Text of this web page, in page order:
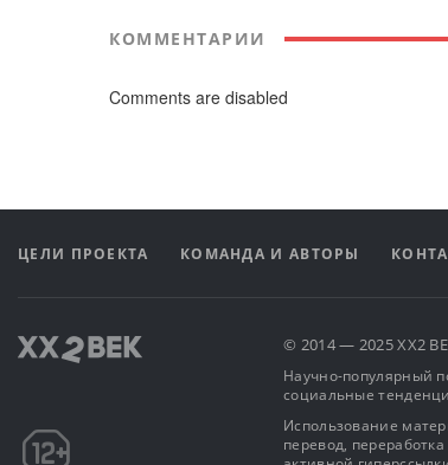
КОММЕНТАРИИ
Comments are disabled
ЦЕЛИ ПРОЕКТА КОМАНДА И АВТОРЫ
© 2014 — 2025 XX2
Научно-популярный
социальные
Использование
перевод,